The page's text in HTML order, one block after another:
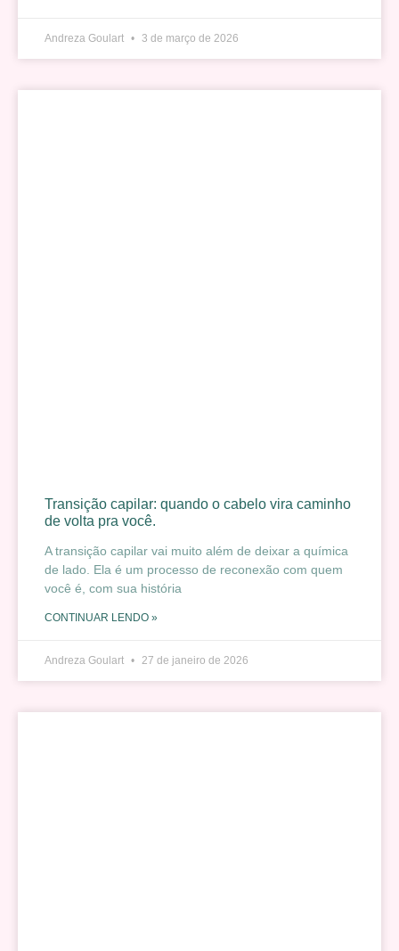
Andreza Goulart 3 de março de 2026
Transição capilar: quando o cabelo vira caminho
de volta pra você.
A transição capilar vai muito além de deixar a química
de lado. Ela é um processo de reconexão com quem
você é, com sua história
CONTINUAR LENDO »
Andreza Goulart 27 de janeiro de 2026